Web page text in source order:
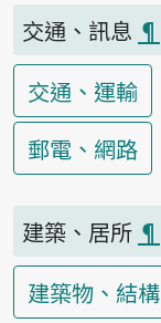
交通、訊息 ¶
交通、運輸
郵電、網路
建築、居所 ¶
建築物、結構